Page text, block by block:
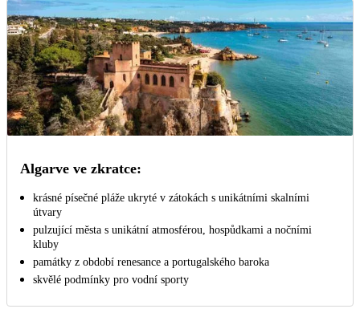
Algarve ve zkratce:
krásné písečné pláže ukryté v zátokách s unikátními skalními
útvary
pulzující města s unikátní atmosférou, hospůdkami a nočními
kluby
památky z období renesance a portugalského baroka
skvělé podmínky pro vodní sporty